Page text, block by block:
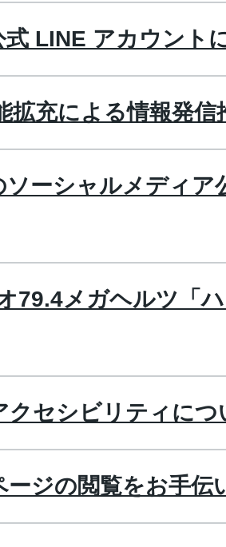
式 LINE アカウント
拡充による情報発信
ソーシャルメディア
79.4メガヘルツ「
クセシビリティにつ
ージの閲覧をお手伝